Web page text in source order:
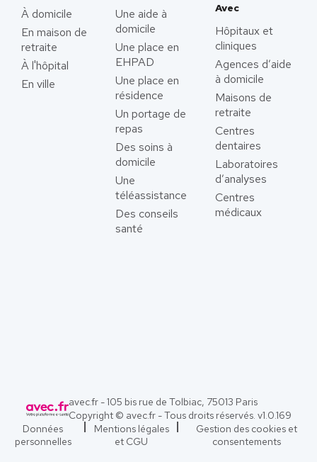
À domicile
En maison de
retraite
À l'hôpital
En ville
Une aide à
domicile
Une place en
EHPAD
Une place en
résidence
Un portage de
repas
Des soins à
domicile
Une
téléassistance
Des conseils
santé
Avec
Hôpitaux et
cliniques
Agences d’aide
à domicile
Maisons de
retraite
Centres
dentaires
Laboratoires
d’analyses
Centres
médicaux
avec.fr - 105 bis rue de Tolbiac, 75013 Paris
Copyright © avec.fr - Tous droits réservés. v1.0.169
Données
personnelles
Mentions légales
et CGU
Gestion des cookies et
consentements